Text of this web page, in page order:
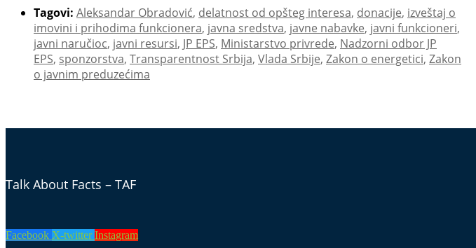
Tagovi: Aleksandar Obradović, delatnost od opšteg interesa, donacije, izveštaj o
imovini i prihodima funkcionera, javna sredstva, javne nabavke, javni funkcioneri,
javni naručioc, javni resursi, JP EPS, Ministarstvo privrede, Nadzorni odbor JP
EPS, sponzorstva, Transparentnost Srbija, Vlada Srbije, Zakon o energetici, Zakon
o javnim preduzećima
Talk About Facts – TAF
Facebook X-twitter Instagram